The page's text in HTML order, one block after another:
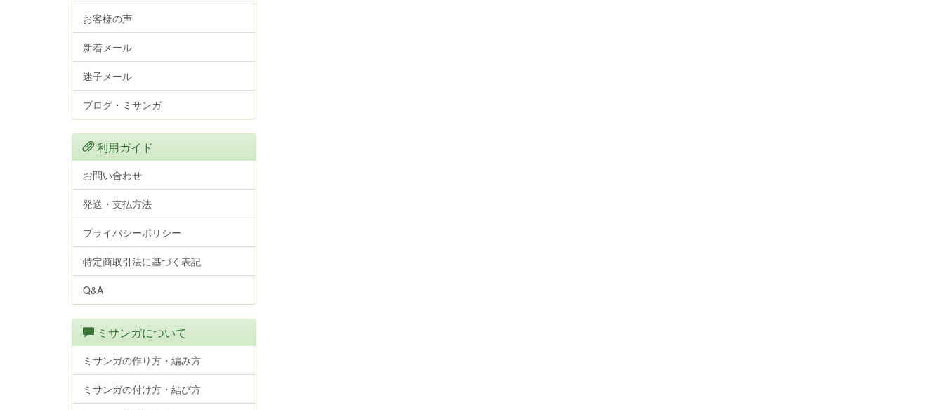
お客様の声
新着メール
迷子メール
ブログ・ミサンガ
利用ガイド
お問い合わせ
発送・支払方法
プライバシーポリシー
特定商取引法に基づく表記
Q&A
ミサンガについて
ミサンガの作り方・編み方
ミサンガの付け方・結び方